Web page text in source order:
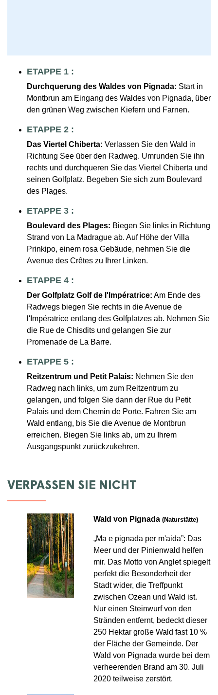
ETAPPE 1 :
Durchquerung des Waldes von Pignada: Start in
Montbrun am Eingang des Waldes von Pignada, über
den grünen Weg zwischen Kiefern und Farnen.
ETAPPE 2 :
Das Viertel Chiberta: Verlassen Sie den Wald in
Richtung See über den Radweg. Umrunden Sie ihn
rechts und durchqueren Sie das Viertel Chiberta und
seinen Golfplatz. Begeben Sie sich zum Boulevard
des Plages.
ETAPPE 3 :
Boulevard des Plages: Biegen Sie links in Richtung
Strand von La Madrague ab. Auf Höhe der Villa
Prinkipo, einem rosa Gebäude, nehmen Sie die
Avenue des Crêtes zu Ihrer Linken.
ETAPPE 4 :
Der Golfplatz Golf de l'Impératrice: Am Ende des
Radwegs biegen Sie rechts in die Avenue de
l'Impératrice entlang des Golfplatzes ab. Nehmen Sie
die Rue de Chisdits und gelangen Sie zur
Promenade de La Barre.
ETAPPE 5 :
Reitzentrum und Petit Palais: Nehmen Sie den
Radweg nach links, um zum Reitzentrum zu
gelangen, und folgen Sie dann der Rue du Petit
Palais und dem Chemin de Porte. Fahren Sie am
Wald entlang, bis Sie die Avenue de Montbrun
erreichen. Biegen Sie links ab, um zu Ihrem
Ausgangspunkt zurückzukehren.
VERPASSEN SIE NICHT
Wald von Pignada(Naturstätte)
„Ma e pignada per m'aida”: Das
Meer und der Pinienwald helfen
mir. Das Motto von Anglet spiegelt
perfekt die Besonderheit der
Stadt wider, die Treffpunkt
zwischen Ozean und Wald ist.
Nur einen Steinwurf von den
Stränden entfernt, bedeckt dieser
250 Hektar große Wald fast 10 %
der Fläche der Gemeinde. Der
Wald von Pignada wurde bei dem
verheerenden Brand am 30. Juli
2020 teilweise zerstört.